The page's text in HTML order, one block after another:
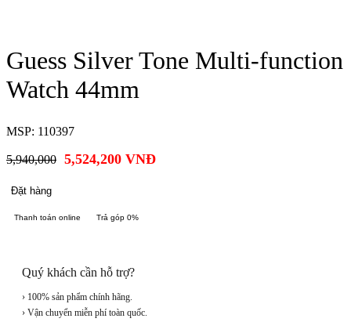
Guess Silver Tone Multi-function
Watch 44mm
MSP: 110397
5,940,000 5,524,200 VNĐ
Đặt hàng
Thanh toán online Trả góp 0%
Quý khách cần hỗ trợ?
› 100% sản phẩm chính hãng.
› Vận chuyển miễn phí toàn quốc.